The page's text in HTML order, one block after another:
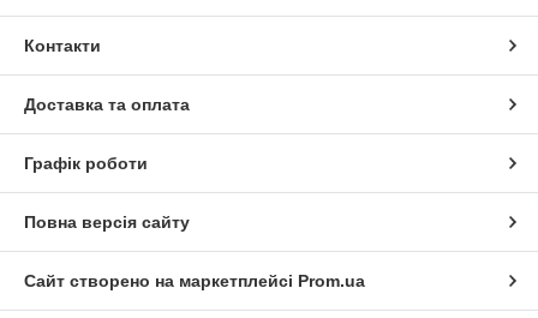
Контакти
Доставка та оплата
Графік роботи
Повна версія сайту
Сайт створено на маркетплейсі Prom.ua